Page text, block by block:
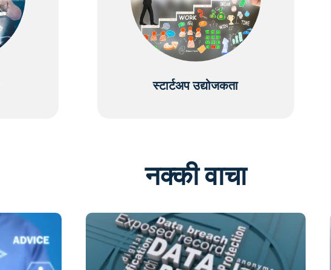
स्टार्टअप उद्योजकता
नक्की वाचा